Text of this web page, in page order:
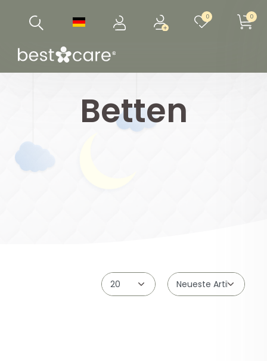
0 0
Betten